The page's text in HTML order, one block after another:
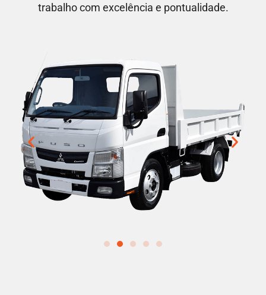
trabalho com excelência e pontualidade.